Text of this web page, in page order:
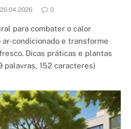
20.04.2026 0
para combater o calor
ar-condicionado e transforme
Dicas práticas e plantas
palavras, 152 caracteres)